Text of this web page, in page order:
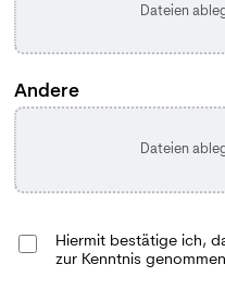
Dateien
Andere
Dateien
Hiermit bestätige ich,
zur Kenntnis